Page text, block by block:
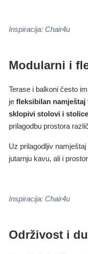
Inspiracija: Chair4u
Modularni i
Terase i balkoni često
je fleksibilan namještaj
sklopivi stolovi i stolice
prilagodbu prostora
Uz prilagodljiv
jutarnju kavu, ali i
Inspiracija: Chair4u
Održivost i